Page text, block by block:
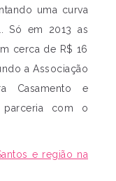
uma curva
Só em 2013 as
cerca de R$ 16
a Associação
Casamento e
parceria com o
e região na